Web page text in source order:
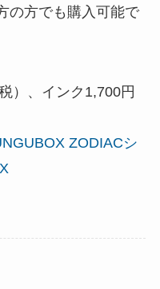
の方でも購入可能で
）、インク1,700円
ZODIACシ